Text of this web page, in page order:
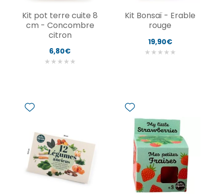
Kit pot terre cuite 8
cm - Concombre
citron
6,80€
★ ★ ★ ★ ★
Kit Bonsaï - Erable
rouge
19,90€
★ ★ ★ ★ ★